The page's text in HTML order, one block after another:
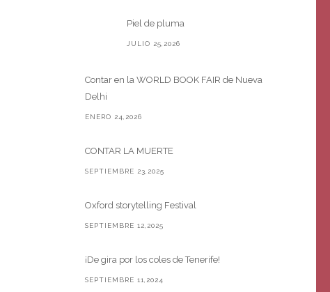
Piel de pluma
JULIO 25,2026
Contar en la WORLD BOOK FAIR de Nueva
Delhi
ENERO 24,2026
CONTAR LA MUERTE
SEPTIEMBRE 23,2025
Oxford storytelling Festival
SEPTIEMBRE 12,2025
¡De gira por los coles de Tenerife!
SEPTIEMBRE 11,2024